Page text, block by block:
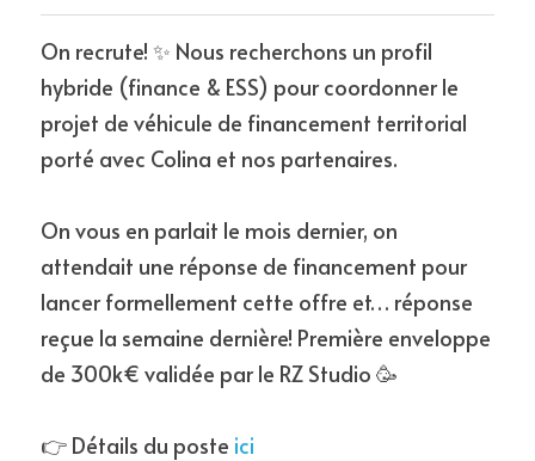
On recrute! ✨ Nous recherchons un profil
hybride (finance & ESS) pour coordonner le
projet de véhicule de financement territorial
porté avec Colina et nos partenaires.
On vous en parlait le mois dernier, on
attendait une réponse de financement pour
lancer formellement cette offre et… réponse
reçue la semaine dernière! Première enveloppe
de 300k€ validée par le RZ Studio 🥳
👉 Détails du poste ici